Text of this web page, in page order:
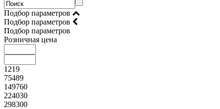
Подбор параметров
Подбор параметров
Подбор параметров
Розничная цена
1219
75489
149760
224030
298300